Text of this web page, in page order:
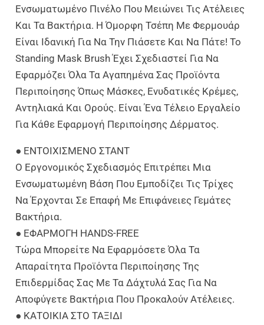
Ενσωματωμένο Πινέλο Που Μειώνει Τις Ατέλειες
Και Τα Βακτήρια. Η Όμορφη Τσέπη Με Φερμουάρ
Είναι Ιδανική Για Να Την Πιάσετε Και Να Πάτε! Το
Standing Mask Brush Έχει Σχεδιαστεί Για Να
Εφαρμόζει Όλα Τα Αγαπημένα Σας Προϊόντα
Περιποίησης Όπως Μάσκες, Ενυδατικές Κρέμες,
Αντηλιακά Και Ορούς. Είναι Ένα Τέλειο Εργαλείο
Για Κάθε Εφαρμογή Περιποίησης Δέρματος.
● ΕΝΤΟΙΧΙΣΜΕΝΟ ΣΤΑΝΤ
Ο Εργονομικός Σχεδιασμός Επιτρέπει Μια
Ενσωματωμένη Βάση Που Εμποδίζει Τις Τρίχες
Να Έρχονται Σε Επαφή Με Επιφάνειες Γεμάτες
Βακτήρια.
● ΕΦΑΡΜΟΓΗ HANDS-FREE
Τώρα Μπορείτε Να Εφαρμόσετε Όλα Τα
Απαραίτητα Προϊόντα Περιποίησης Της
Επιδερμίδας Σας Με Τα Δάχτυλά Σας Για Να
Αποφύγετε Βακτήρια Που Προκαλούν Ατέλειες.
● ΚΑΤΟΙΚΙΑ ΣΤΟ ΤΑΞΙΔΙ